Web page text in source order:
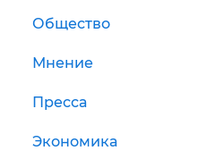
Общество
Мнение
Пресса
Экономика